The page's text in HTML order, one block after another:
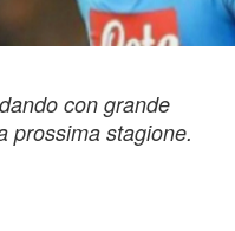
con grande
prossima stagione.